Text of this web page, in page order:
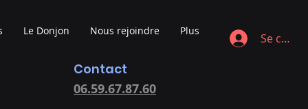
Le Donjon Nous rejoindre Plus
Se
Contact
06.59.67.87.60